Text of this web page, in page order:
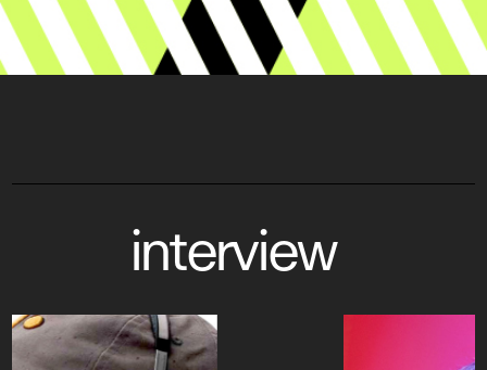
interview